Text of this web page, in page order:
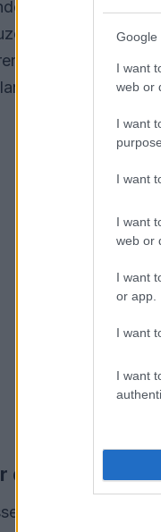
Google
I want
web or
I want
I want
I want
web or
I want
or app.
I want
I want
groeperingen,
conflicten. De
van een
in de regio
de toekomst
Abu Shabab kan